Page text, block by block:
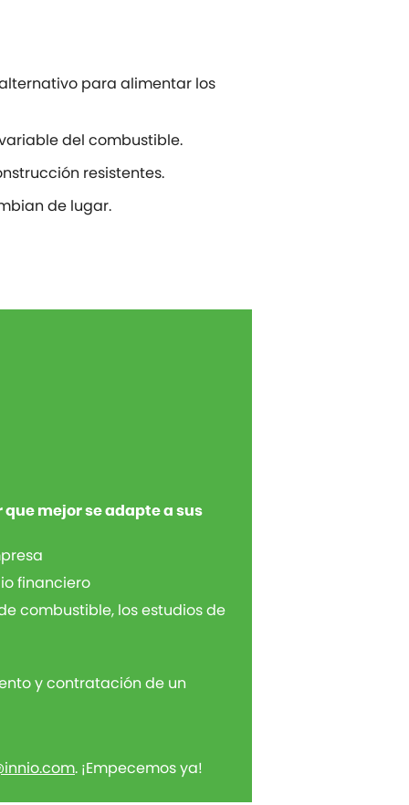
para alimentar los
del combustible.
resistentes.
de lugar.
mejor se adapte a sus
financiero
combustible, los estudios de
y contratación de un
. ¡Empecemos ya!